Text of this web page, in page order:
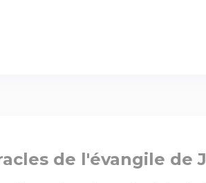
de l'évangile de